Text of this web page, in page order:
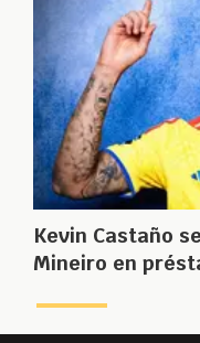
Kevin Castaño
Mineiro en